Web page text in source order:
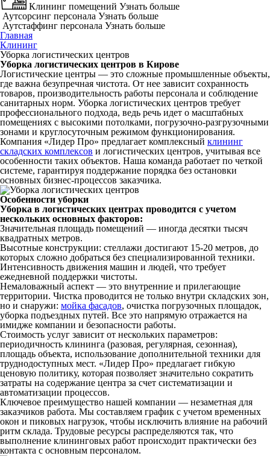
Клининг помещений Узнать больше
Аутсорсинг персонала Узнать больше
Аутстаффинг персонала Узнать больше
Главная
Клининг
Уборка логистических центров
Уборка логистических центров в Кирове
Логистические центры — это сложные промышленные объекты,
где важна безупречная чистота. От нее зависит сохранность
товаров, производительность работы персонала и соблюдение
санитарных норм. Уборка логистических центров требует
профессионального подхода, ведь речь идет о масштабных
помещениях с высокими потолками, погрузочно-разгрузочными
зонами и круглосуточным режимом функционирования.
Компания «Лидер Про» предлагает комплексный клининг
складских комплексов и логистических центров, учитывая все
особенности таких объектов. Наша команда работает по четкой
системе, гарантируя поддержание порядка без остановки
основных бизнес-процессов заказчика.
Особенности уборки
Уборка в логистических центрах проводится с учетом
нескольких основных факторов:
Значительная площадь помещений — иногда десятки тысяч
квадратных метров.
Высотные конструкции: стеллажи достигают 15-20 метров, до
которых сложно добраться без специализированной техники.
Интенсивность движения машин и людей, что требует
ежедневной поддержки чистоты.
Немаловажный аспект — это внутренние и прилегающие
территории. Чистка проводится не только внутри складских зон,
но и снаружи: мойка фасадов, очистка погрузочных площадок,
уборка подъездных путей. Все это напрямую отражается на
имидже компании и безопасности работы.
Стоимость услуг зависит от нескольких параметров:
периодичность клининга (разовая, регулярная, сезонная),
площадь объекта, использование дополнительной техники для
труднодоступных мест. «Лидер Про» предлагает гибкую
ценовую политику, которая позволяет значительно сократить
затраты на содержание центра за счет систематизации и
автоматизации процессов.
Ключевое преимущество нашей компании — незаметная для
заказчиков работа. Мы составляем график с учетом временных
окон и пиковых нагрузок, чтобы исключить влияние на рабочий
ритм склада. Трудовые ресурсы распределяются так, что
выполнение клининговых работ происходит практически без
контакта с основным персоналом.